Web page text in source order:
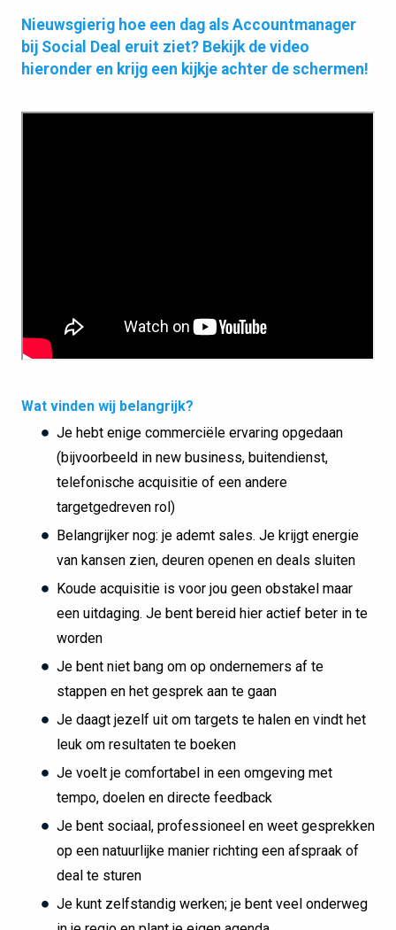
Nieuwsgierig hoe een dag als Accountmanager
bij Social Deal eruit ziet? Bekijk de video
hieronder en krijg een kijkje achter de schermen!
Wat vinden wij belangrijk?
Je hebt enige commerciële ervaring opgedaan
(bijvoorbeeld in new business, buitendienst,
telefonische acquisitie of een andere
targetgedreven rol)
Belangrijker nog: je ademt sales. Je krijgt energie
van kansen zien, deuren openen en deals sluiten
Koude acquisitie is voor jou geen obstakel maar
een uitdaging. Je bent bereid hier actief beter in te
worden
Je bent niet bang om op ondernemers af te
stappen en het gesprek aan te gaan
Je daagt jezelf uit om targets te halen en vindt het
leuk om resultaten te boeken
Je voelt je comfortabel in een omgeving met
tempo, doelen en directe feedback
Je bent sociaal, professioneel en weet gesprekken
op een natuurlijke manier richting een afspraak of
deal te sturen
Je kunt zelfstandig werken; je bent veel onderweg